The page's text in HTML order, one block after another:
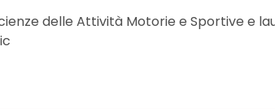
delle Attività Motorie e Sportive e